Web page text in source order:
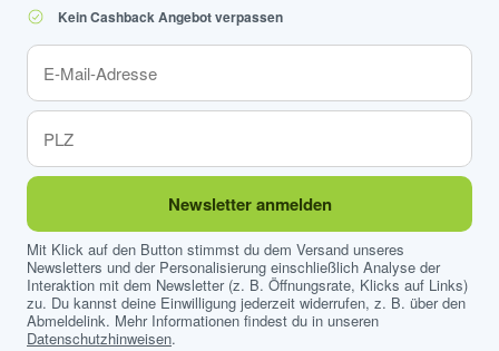
Kein Cashback Angebot verpassen
Newsletter anmelden
Mit Klick auf den Button stimmst du dem Versand unseres
Newsletters und der Personalisierung einschließlich Analyse der
Interaktion mit dem Newsletter (z. B. Öffnungsrate, Klicks auf Links)
zu. Du kannst deine Einwilligung jederzeit widerrufen, z. B. über den
Abmeldelink. Mehr Informationen findest du in unseren
Datenschutzhinweisen.